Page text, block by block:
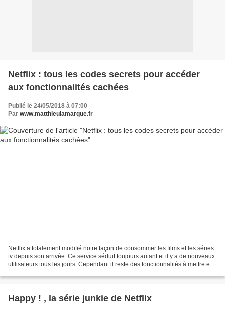
Netflix : tous les codes secrets pour accéder
aux fonctionnalités cachées
Publié le 24/05/2018 à 07:00
Par www.matthieulamarque.fr
Netflix a totalement modifié notre façon de consommer les films et les séries
tv depuis son arrivée. Ce service séduit toujours autant et il y a de nouveaux
utilisateurs tous les jours. Cependant il reste des fonctionnalités à mettre en
Happy ! , la série junkie de Netflix